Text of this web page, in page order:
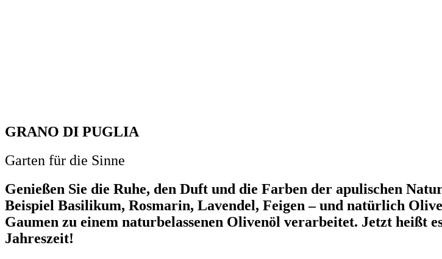
GRANO DI PUGLIA
Garten für die Sinne
Genießen Sie die Ruhe, den Duft und die Farben der apulischen
Beispiel Basilikum, Rosmarin, Lavendel, Feigen – und natürlich
Gaumen zu einem naturbelassenen Olivenöl verarbeitet. Jetzt heißt
Jahreszeit!